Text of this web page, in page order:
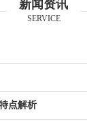
新闻资讯
SERVICE
点解析